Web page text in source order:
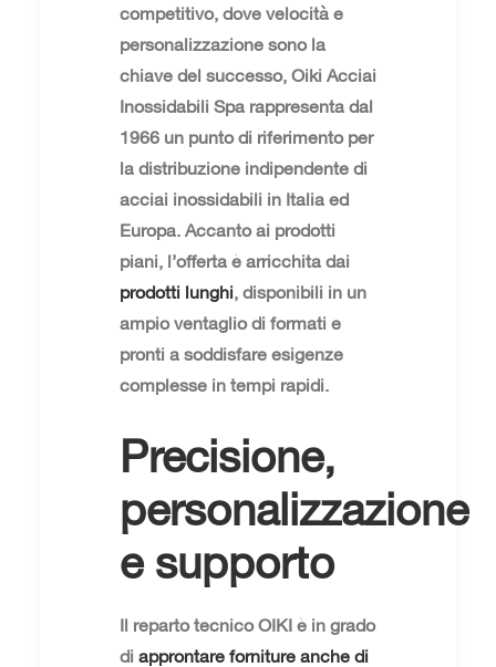
competitivo, dove velocità e
personalizzazione sono la
chiave del successo, Oiki Acciai
Inossidabili Spa rappresenta dal
1966 un punto di riferimento per
la distribuzione indipendente di
acciai inossidabili in Italia ed
Europa. Accanto ai prodotti
piani, l’offerta è arricchita dai
prodotti lunghi, disponibili in un
ampio ventaglio di formati e
pronti a soddisfare esigenze
complesse in tempi rapidi.
Precisione,
personalizzazione
e supporto
Il reparto tecnico OIKI è in grado
di approntare forniture anche di